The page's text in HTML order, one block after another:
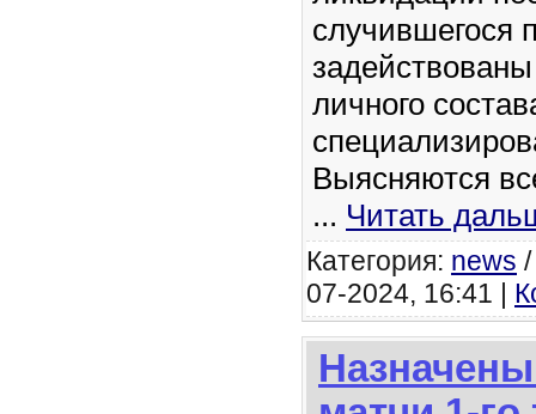
случившегося
личного
Выясняются
... Читать
Категория: news
07-2024, 16:41 |